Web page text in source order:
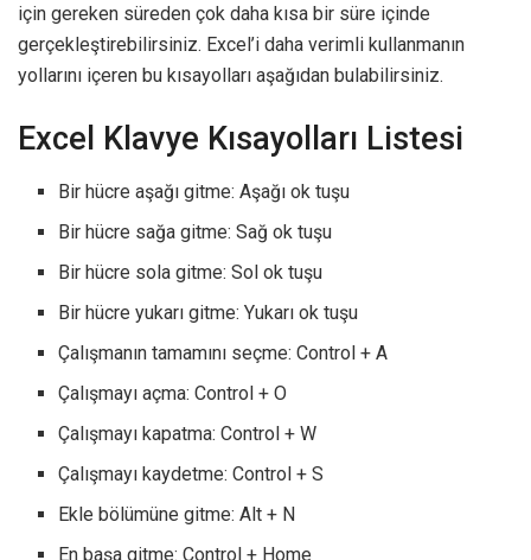
için gereken süreden çok daha kısa bir süre içinde
gerçekleştirebilirsiniz. Excel’i daha verimli kullanmanın
yollarını içeren bu kısayolları aşağıdan bulabilirsiniz.
Excel Klavye Kısayolları Listesi
Bir hücre aşağı gitme: Aşağı ok tuşu
Bir hücre sağa gitme: Sağ ok tuşu
Bir hücre sola gitme: Sol ok tuşu
Bir hücre yukarı gitme: Yukarı ok tuşu
Çalışmanın tamamını seçme: Control + A
Çalışmayı açma: Control + O
Çalışmayı kapatma: Control + W
Çalışmayı kaydetme: Control + S
Ekle bölümüne gitme: Alt + N
En başa gitme: Control + Home